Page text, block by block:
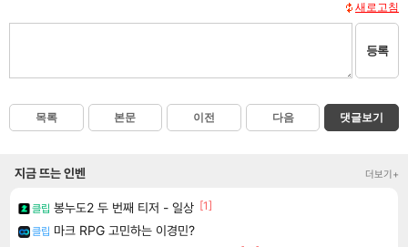
새로고침
등록
목록 본문 이전 다음 댓글보기
지금 뜨는 인벤 더보기+
클립 봉누도2 두 번째 티저 - 일상 [1]
클립 마크 RPG 고민하는 이경민?